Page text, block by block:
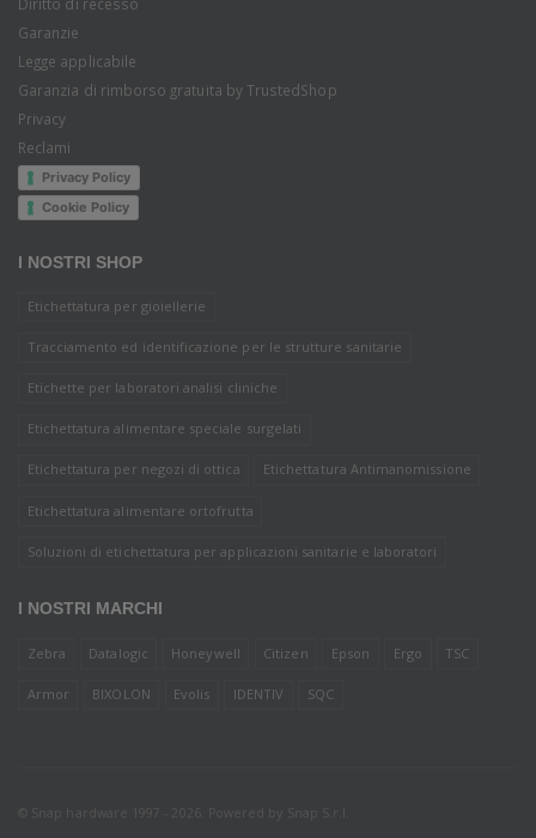
Garanzie
Legge applicabile
Garanzia di rimborso gratuita by TrustedShop
Privacy
Reclami
Privacy Policy
Cookie Policy
I NOSTRI SHOP
Etichettatura per gioiellerie
Tracciamento ed identificazione per le strutture sanitarie
Etichette per laboratori analisi cliniche
Etichettatura alimentare speciale surgelati
Etichettatura per negozi di ottica Etichettatura Antimanomissione
Etichettatura alimentare ortofrutta
Soluzioni di etichettatura per applicazioni sanitarie e laboratori
I NOSTRI MARCHI
Zebra Datalogic Honeywell Citizen Epson Ergo TSC
Armor BIXOLON Evolis IDENTIV SQC
© Snap hardware 1997 - 2026. Powered by Snap S.r.l.